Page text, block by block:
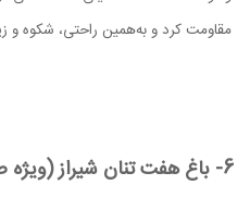
مقاومت کرد و به‌همین راحتی، شکوه و
6- باغ هفت تنان شیراز (ویژه صبح تا ظهر)